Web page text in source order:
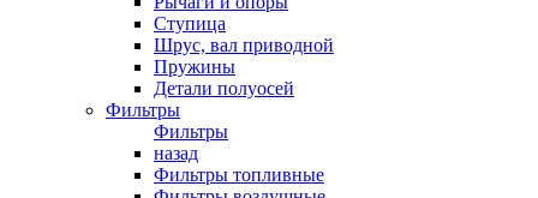
Ступица
Шрус, вал приводной
Пружины
Детали полуосей
Фильтры
Фильтры
назад
Фильтры топливные